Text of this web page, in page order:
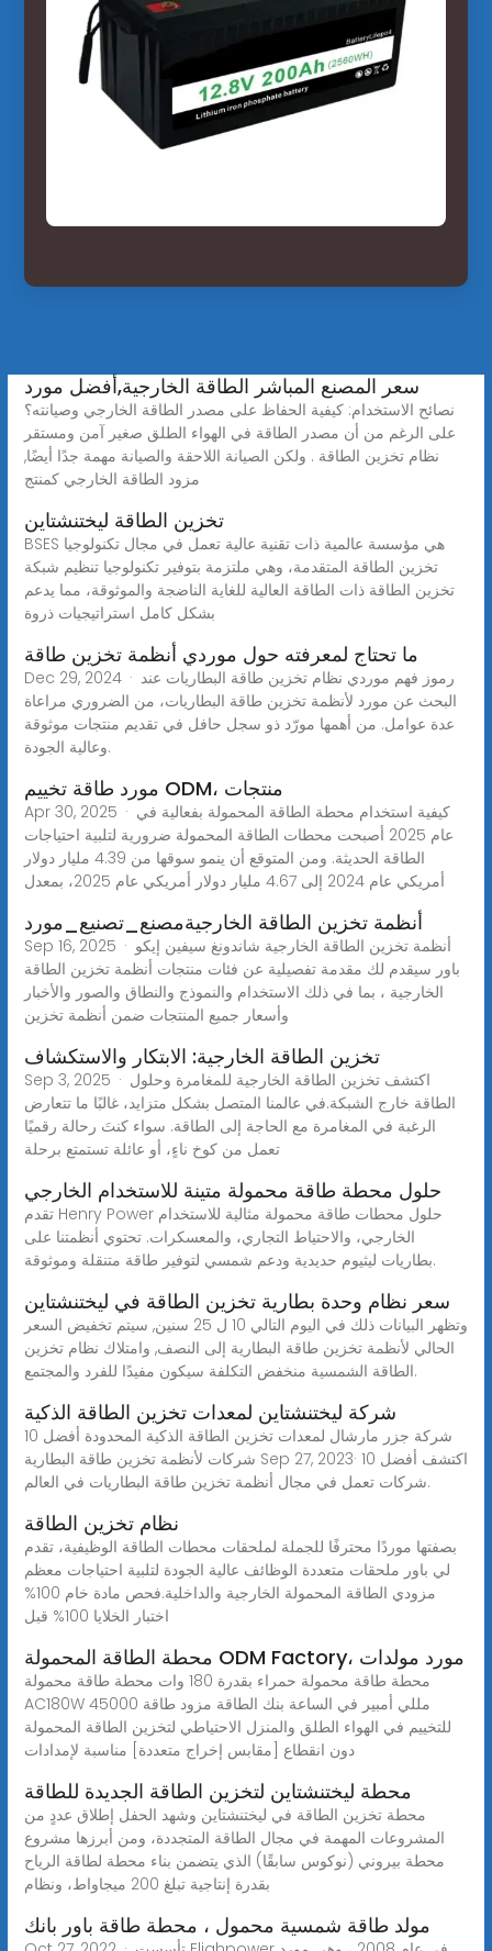
سعر المصنع المباشر الطاقة الخارجية,أفضل مورد
نصائح الاستخدام: كيفية الحفاظ على مصدر الطاقة الخارجي وصيانته؟
على الرغم من أن مصدر الطاقة في الهواء الطلق صغير آمن ومستقر
نظام تخزين الطاقة . ولكن الصيانة اللاحقة والصيانة مهمة جدًا أيضًا,
مزود الطاقة الخارجي كمنتج
تخزين الطاقة ليختنشتاين
BSES هي مؤسسة عالمية ذات تقنية عالية تعمل في مجال تكنولوجيا
تخزين الطاقة المتقدمة، وهي ملتزمة بتوفير تكنولوجيا تنظيم شبكة
تخزين الطاقة ذات الطاقة العالية للغاية الناضجة والموثوقة، مما يدعم
بشكل كامل استراتيجيات ذروة
ما تحتاج لمعرفته حول موردي أنظمة تخزين طاقة
Dec 29, 2024 · رموز فهم موردي نظام تخزين طاقة البطاريات عند
البحث عن مورد لأنظمة تخزين طاقة البطاريات، من الضروري مراعاة
عدة عوامل. من أهمها مورّد ذو سجل حافل في تقديم منتجات موثوقة
وعالية الجودة.
مورد طاقة تخييم ODM، منتجات
Apr 30, 2025 · كيفية استخدام محطة الطاقة المحمولة بفعالية في
عام 2025 أصبحت محطات الطاقة المحمولة ضرورية لتلبية احتياجات
الطاقة الحديثة. ومن المتوقع أن ينمو سوقها من 4.39 مليار دولار
أمريكي عام 2024 إلى 4.67 مليار دولار أمريكي عام 2025، بمعدل
أنظمة تخزين الطاقة الخارجيةمصنع_تصنيع_مورد
Sep 16, 2025 · أنظمة تخزين الطاقة الخارجية شاندونغ سيفين إيكو
باور سيقدم لك مقدمة تفصيلية عن فئات منتجات أنظمة تخزين الطاقة
الخارجية ، بما في ذلك الاستخدام والنموذج والنطاق والصور والأخبار
وأسعار جميع المنتجات ضمن أنظمة تخزين
تخزين الطاقة الخارجية: الابتكار والاستكشاف
Sep 3, 2025 · اكتشف تخزين الطاقة الخارجية للمغامرة وحلول
الطاقة خارج الشبكة.في عالمنا المتصل بشكل متزايد، غالبًا ما تتعارض
الرغبة في المغامرة مع الحاجة إلى الطاقة. سواء كنتَ رحالة رقميًا
تعمل من كوخ ناءٍ، أو عائلة تستمتع برحلة
حلول محطة طاقة محمولة متينة للاستخدام الخارجي
تقدم Henry Power حلول محطات طاقة محمولة مثالية للاستخدام
الخارجي، والاحتياط التجاري، والمعسكرات. تحتوي أنظمتنا على
بطاريات ليثيوم حديدية ودعم شمسي لتوفير طاقة متنقلة وموثوقة.
سعر نظام وحدة بطارية تخزين الطاقة في ليختنشتاين
وتظهر البيانات ذلك في اليوم التالي 10 ل 25 سنين, سيتم تخفيض السعر
الحالي لأنظمة تخزين طاقة البطارية إلى النصف, وامتلاك نظام تخزين
الطاقة الشمسية منخفض التكلفة سيكون مفيدًا للفرد والمجتمع.
شركة ليختنشتاين لمعدات تخزين الطاقة الذكية
شركة جزر مارشال لمعدات تخزين الطاقة الذكية المحدودة أفضل 10
شركات لأنظمة تخزين طاقة البطارية Sep 27, 2023· اكتشف أفضل 10
شركات تعمل في مجال أنظمة تخزين طاقة البطاريات في العالم.
نظام تخزين الطاقة
بصفتها موردًا محترفًا للجملة لملحقات محطات الطاقة الوظيفية، تقدم
لي باور ملحقات متعددة الوظائف عالية الجودة لتلبية احتياجات معظم
مزودي الطاقة المحمولة الخارجية والداخلية.فحص مادة خام 100%
اختبار الخلايا 100% قبل
محطة الطاقة المحمولة ODM Factory، مورد مولدات
محطة طاقة محمولة حمراء بقدرة 180 وات محطة طاقة محمولة
AC180W 45000 مللي أمبير في الساعة بنك الطاقة مزود طاقة
للتخييم في الهواء الطلق والمنزل الاحتياطي لتخزين الطاقة المحمولة
دون انقطاع [مقابس إخراج متعددة] مناسبة لإمدادات
محطة ليختنشتاين لتخزين الطاقة الجديدة للطاقة
محطة تخزين الطاقة في ليختنشتاين وشهد الحفل إطلاق عددٍ من
المشروعات المهمة في مجال الطاقة المتجددة، ومن أبرزها مشروع
محطة بيروني (نوكوس سابقًا) الذي يتضمن بناء محطة لطاقة الرياح
بقدرة إنتاجية تبلغ 200 ميجاواط، ونظام
مولد طاقة شمسية محمول ، محطة طاقة باور بانك